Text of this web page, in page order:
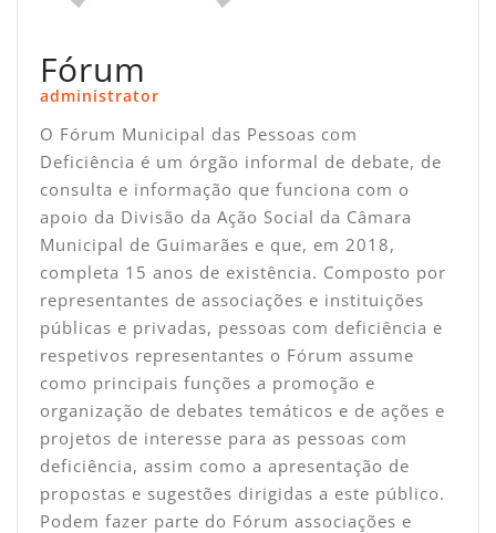
Fórum
administrator
O Fórum Municipal das Pessoas com
Deficiência é um órgão informal de debate, de
consulta e informação que funciona com o
apoio da Divisão da Ação Social da Câmara
Municipal de Guimarães e que, em 2018,
completa 15 anos de existência. Composto por
representantes de associações e instituições
públicas e privadas, pessoas com deficiência e
respetivos representantes o Fórum assume
como principais funções a promoção e
organização de debates temáticos e de ações e
projetos de interesse para as pessoas com
deficiência, assim como a apresentação de
propostas e sugestões dirigidas a este público.
Podem fazer parte do Fórum associações e